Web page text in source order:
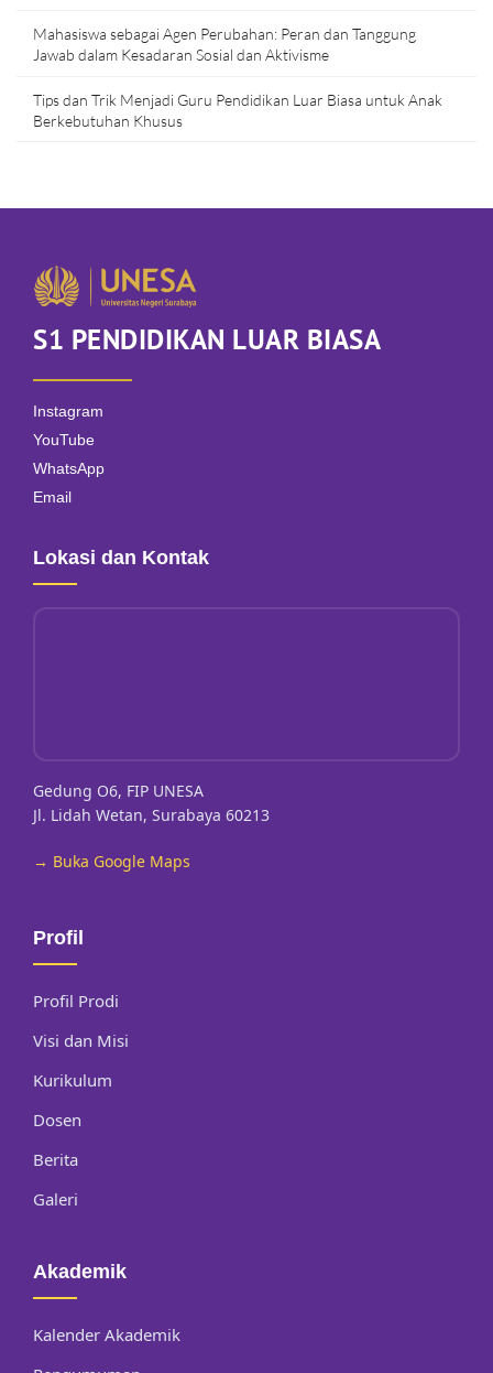
Mahasiswa sebagai Agen Perubahan: Peran dan Tanggung
Jawab dalam Kesadaran Sosial dan Aktivisme
Tips dan Trik Menjadi Guru Pendidikan Luar Biasa untuk Anak
Berkebutuhan Khusus
S1 PENDIDIKAN LUAR BIASA
Instagram
YouTube
WhatsApp
Email
Lokasi dan Kontak
Gedung O6, FIP UNESA
Jl. Lidah Wetan, Surabaya 60213
→ Buka Google Maps
Profil
Profil Prodi
Visi dan Misi
Kurikulum
Dosen
Berita
Galeri
Akademik
Kalender Akademik